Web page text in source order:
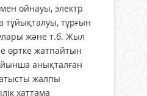
ойнауы, электр
тұрғын
және т.б. Жыл
өртке жатпайтын
анықталған
жалпы
хаттама